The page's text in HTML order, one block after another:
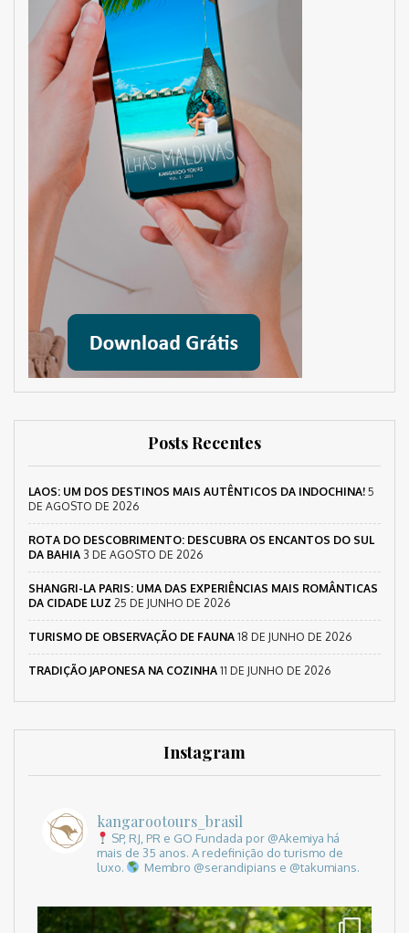
Posts Recentes
LAOS: UM DOS DESTINOS MAIS AUTÊNTICOS DA INDOCHINA! 5
DE AGOSTO DE 2026
ROTA DO DESCOBRIMENTO: DESCUBRA OS ENCANTOS DO SUL
DA BAHIA 3 DE AGOSTO DE 2026
SHANGRI-LA PARIS: UMA DAS EXPERIÊNCIAS MAIS ROMÂNTICAS
DA CIDADE LUZ 25 DE JUNHO DE 2026
TURISMO DE OBSERVAÇÃO DE FAUNA 18 DE JUNHO DE 2026
TRADIÇÃO JAPONESA NA COZINHA 11 DE JUNHO DE 2026
Instagram
kangarootours_brasil
SP, RJ, PR e GO Fundada por @Akemiya há
mais de 35 anos. A redefinição do turismo de
luxo.
Membro @serandipians e @takumians.